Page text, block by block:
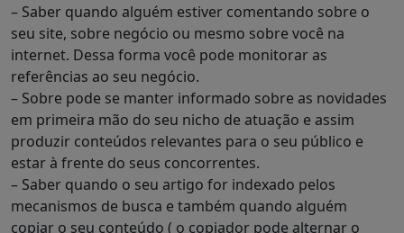
– Saber quando alguém estiver comentando sobre o
seu site, sobre negócio ou mesmo sobre você na
internet. Dessa forma você pode monitorar as
referências ao seu negócio.
– Sobre pode se manter informado sobre as novidades
em primeira mão do seu nicho de atuação e assim
produzir conteúdos relevantes para o seu público e
estar à frente do seus concorrentes.
– Saber quando o seu artigo for indexado pelos
mecanismos de busca e também quando alguém
copiar o seu conteúdo ( o copiador pode alternar o